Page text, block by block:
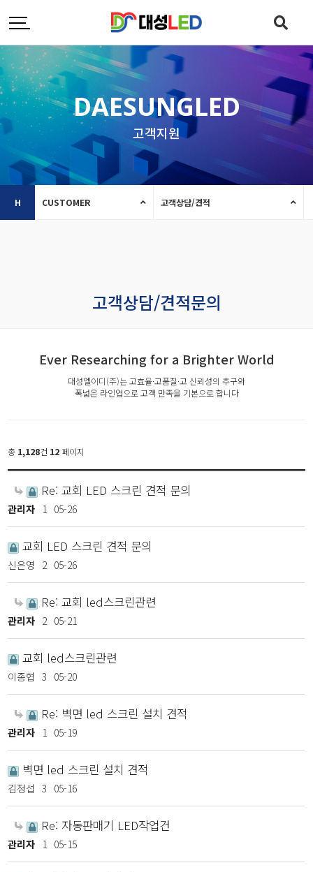
DAESUNGLED
고객지원
H CUSTOMER 고객상담/견적
고객상담/견적문의
Ever Researching for a Brighter World
대성엘이디(주)는 고효율·고품질·고 신뢰성의 추구와
폭넓은 라인업으로 고객 만족을 기본으로 합니다
총 1,128건 12 페이지
Re: 교회 LED 스크린 견적 문의
관리자 1 05-26
교회 LED 스크린 견적 문의
신은영 2 05-26
Re: 교회 led스크린관련
관리자 2 05-21
교회 led스크린관련
이종협 3 05-20
Re: 벽면 led 스크린 설치 견적
관리자 1 05-19
벽면 led 스크린 설치 견적
김정섭 3 05-16
Re: 자동판매기 LED작업건
관리자 1 05-15